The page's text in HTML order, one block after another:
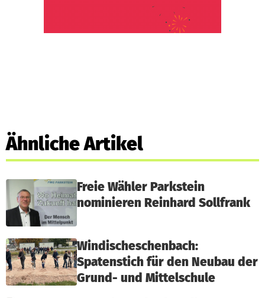
Ähnliche Artikel
Freie Wähler Parkstein
nominieren Reinhard Sollfrank
Windischeschenbach:
Spatenstich für den Neubau der
Grund- und Mittelschule